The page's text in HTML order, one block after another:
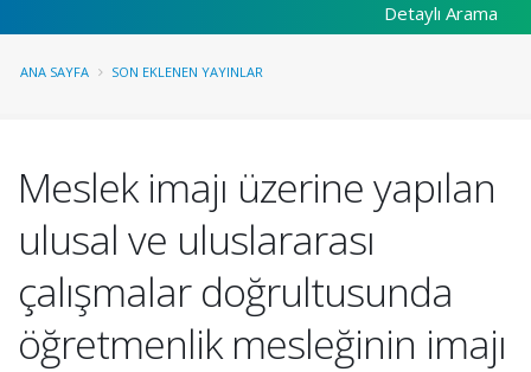
Detaylı Arama
ANA SAYFA SON EKLENEN YAYINLAR
Meslek imajı üzerine yapılan
ulusal ve uluslararası
çalışmalar doğrultusunda
öğretmenlik mesleğinin imajı